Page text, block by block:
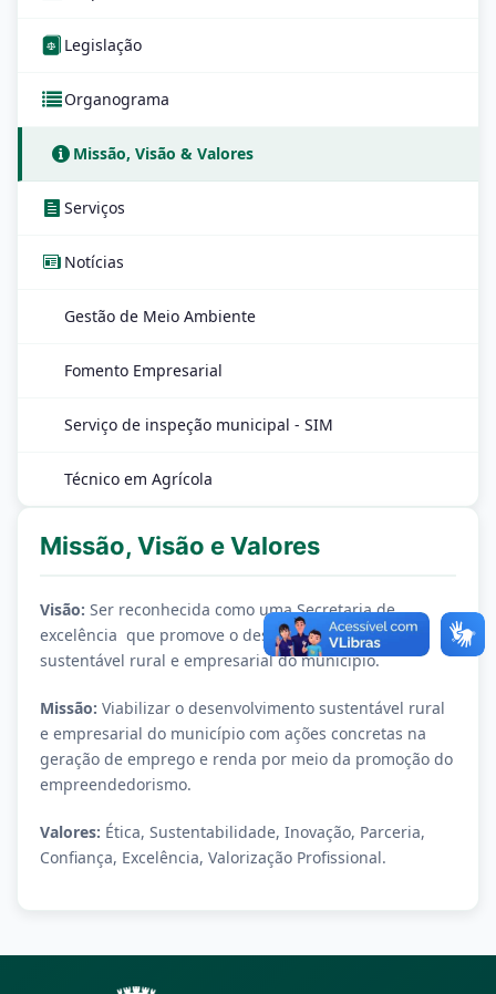
Legislação
Organograma
Missão, Visão & Valores
Serviços
Notícias
Gestão de Meio Ambiente
Fomento Empresarial
Serviço de inspeção municipal - SIM
Técnico em Agrícola
Missão, Visão e Valores
Visão: Ser reconhecida como uma Secretaria de
excelência que promove o desenvolvimento
sustentável rural e empresarial do município.
Missão: Viabilizar o desenvolvimento sustentável rural
e empresarial do município com ações concretas na
geração de emprego e renda por meio da promoção do
empreendedorismo.
Valores: Ética, Sustentabilidade, Inovação, Parceria,
Confiança, Excelência, Valorização Profissional.